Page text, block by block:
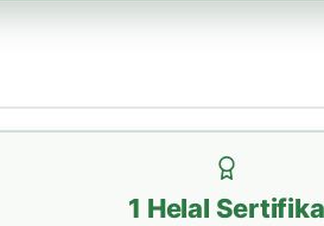
1 Helal Sertifika